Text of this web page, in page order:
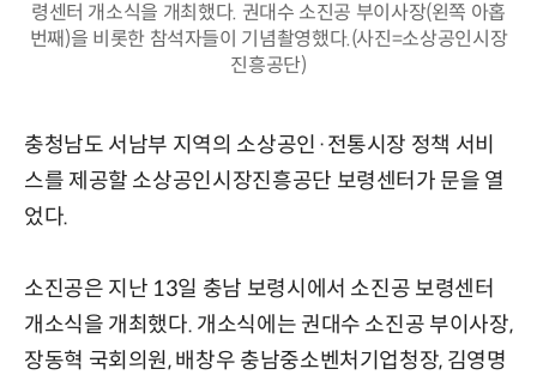
령센터 개소식을 개최했다. 권대수 소진공 부이사장(왼쪽 아홉
번째)을 비롯한 참석자들이 기념촬영했다.(사진=소상공인시장
진흥공단)
충청남도 서남부 지역의 소상공인·전통시장 정책 서비
스를 제공할 소상공인시장진흥공단 보령센터가 문을 열
었다.
소진공은 지난 13일 충남 보령시에서 소진공 보령센터
개소식을 개최했다. 개소식에는 권대수 소진공 부이사장,
장동혁 국회의원, 배창우 충남중소벤처기업청장, 김영명